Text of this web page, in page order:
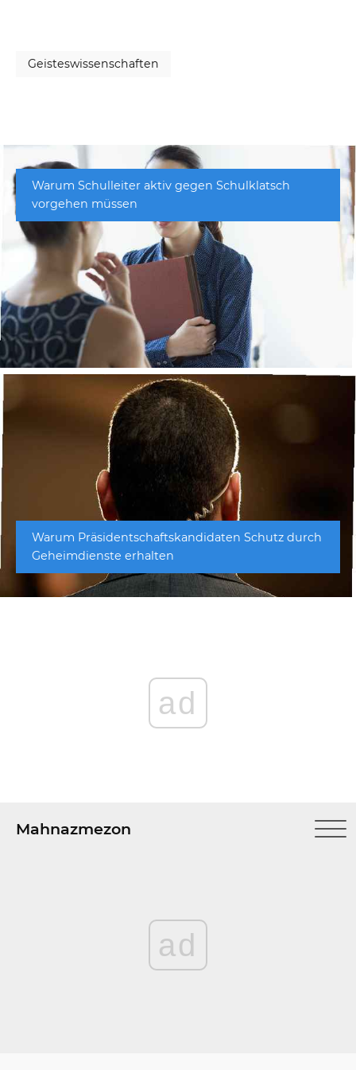
Geisteswissenschaften
Warum Schulleiter aktiv gegen Schulklatsch
vorgehen müssen
Warum Präsidentschaftskandidaten Schutz durch
Geheimdienste erhalten
ad
Mahnazmezon
ad